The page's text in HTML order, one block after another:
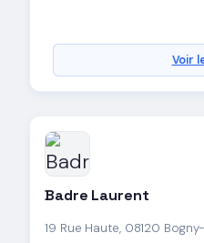
Voir
Badre Laurent
19 Rue Haute, 08120